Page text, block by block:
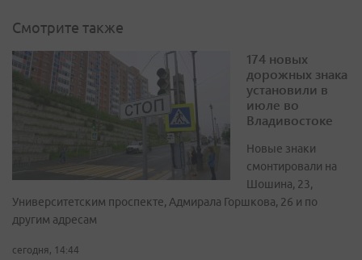
Смотрите также
174 новых
дорожных знака
установили в
июле во
Владивостоке
Новые знаки
смонтировали на
Шошина, 23,
Университетским проспекте, Адмирала Горшкова, 26 и по
другим адресам
сегодня, 14:44